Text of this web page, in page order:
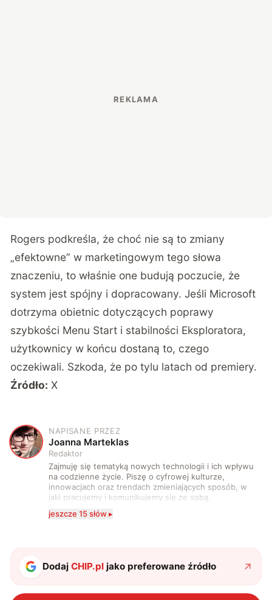
Rogers podkreśla, że choć nie są to zmiany
„efektowne” w marketingowym tego słowa
znaczeniu, to właśnie one budują poczucie, że
system jest spójny i dopracowany. Jeśli Microsoft
dotrzyma obietnic dotyczących poprawy
szybkości Menu Start i stabilności Eksploratora,
użytkownicy w końcu dostaną to, czego
oczekiwali. Szkoda, że po tylu latach od premiery.
Źródło: X
J
NAPISANE PRZEZ
Joanna Marteklas
Redaktor
Zajmuję się tematyką nowych technologii i ich wpływu
na codzienne życie. Piszę o cyfrowej kulturze,
innowacjach oraz trendach zmieniających sposób, w
jaki pracujemy i komunikujemy się ze sobą.
Szczególnie interesuje mnie relacja między rozwojem
technologii a współczesną popkulturą. W wolnych
jeszcze 15 słów ▸
DodajCHIP.pl jako preferowane źródło